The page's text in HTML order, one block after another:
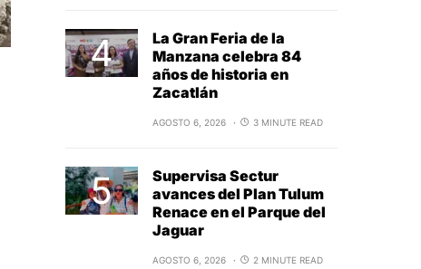
La Gran Feria de la
Manzana celebra 84
años de historia en
Zacatlán
AGOSTO 6, 2026 3 MINUTE READ
Supervisa Sectur
avances del Plan Tulum
Renace en el Parque del
Jaguar
AGOSTO 6, 2026 2 MINUTE READ